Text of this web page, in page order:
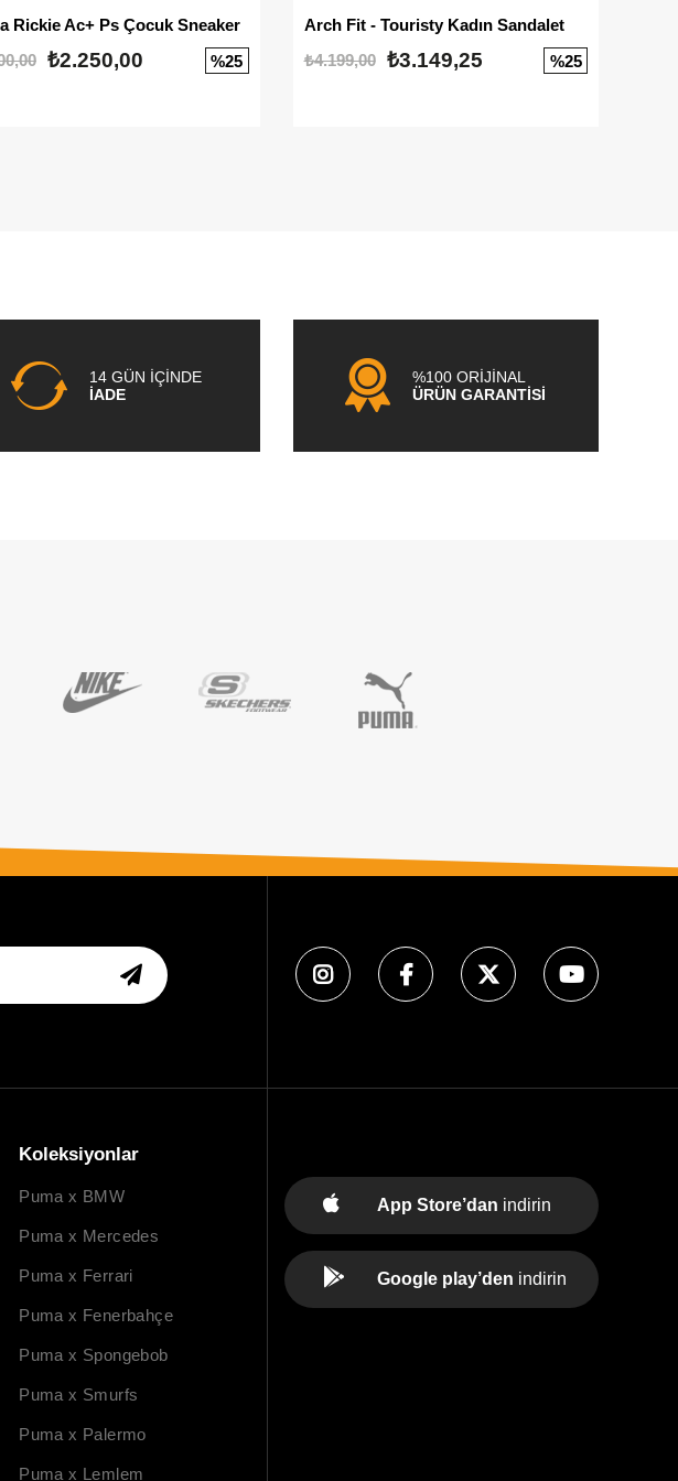
Rickie Ac+ Ps Çocuk Sneaker
₺2.250,00 %25
Arch Fit - Touristy Kadın Sandalet
₺4.199,00
₺3.149,25 %25
14 GÜN İÇİNDE
İADE
%100 ORİJİNAL
ÜRÜN GARANTİSİ
Koleksiyonlar
Puma x BMW
Puma x Mercedes
Puma x Ferrari
Puma x Fenerbahçe
Puma x Spongebob
Puma x Smurfs
Puma x Palermo
Puma x Lemlem
App Store’dan indirin
Google play’den indirin